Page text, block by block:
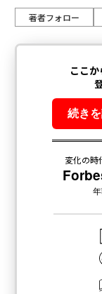
著者フォロー